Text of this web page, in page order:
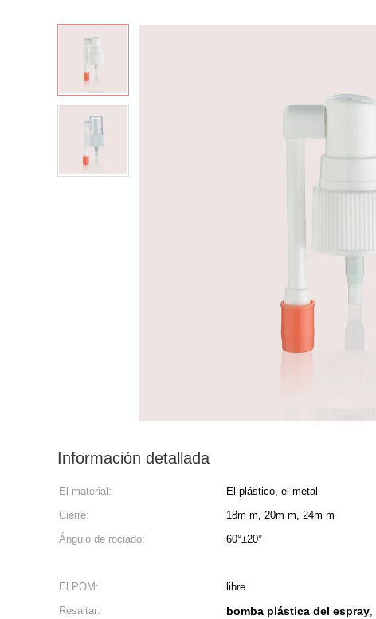
Información detallada
El material: El plástico, el metal
Cierre:
18m m, 20m m, 24m m
Ángulo de rociado:
60°±20°
El POM:
libre
Resaltar:
bomba plástica del espray,